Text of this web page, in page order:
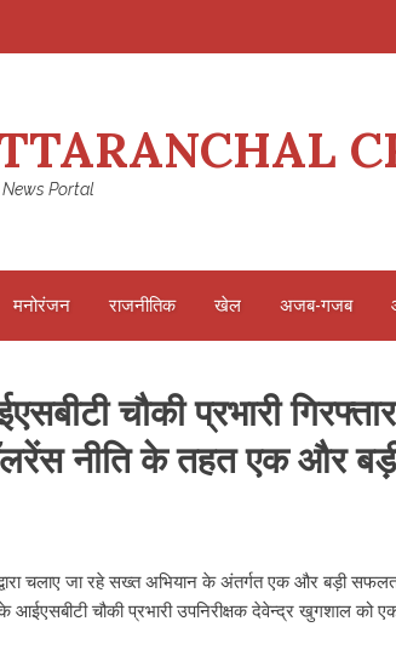
Portal
मनोरंजन राजनीतिक खेल अजब-गजब
चौकी प्रभारी
नीति के तहत एक और बड़ी
चलाए जा रहे सख्त अभियान के अंतर्गत एक और बड़ी
चौकी प्रभारी उपनिरीक्षक देवेन्द्र खुगशाल को